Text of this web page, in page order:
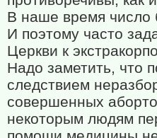
В наше время число
И поэтому часто
Церкви к
Надо заметить, что
следствием
совершенных
некоторым людям